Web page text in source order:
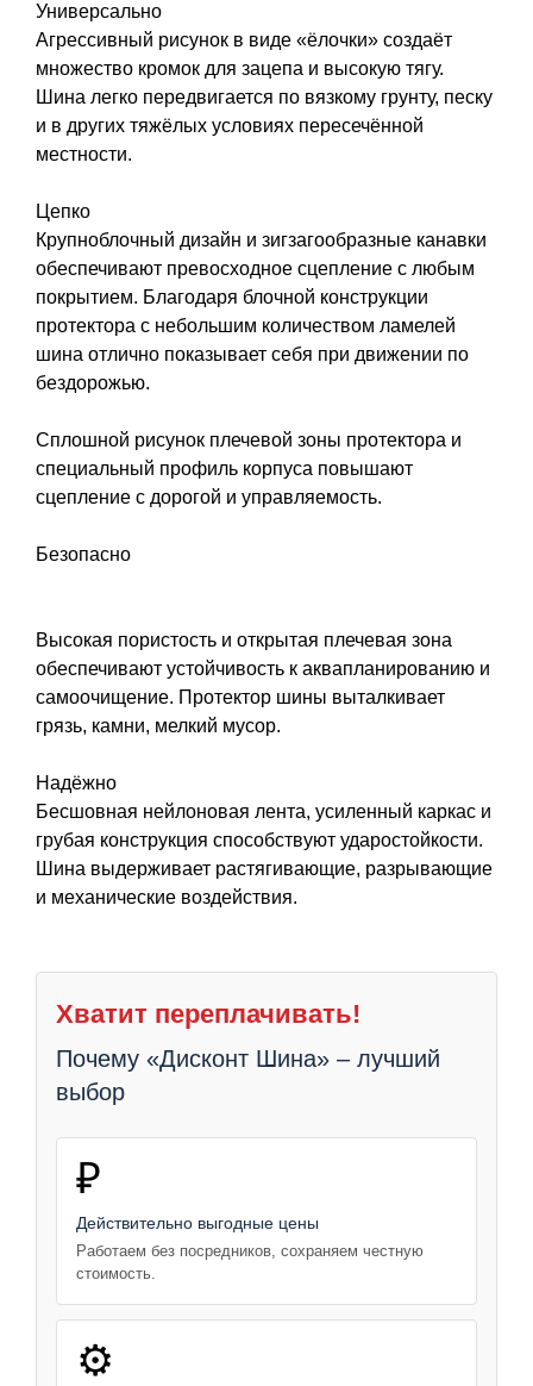
Универсально
Агрессивный рисунок в виде «ёлочки» создаёт
множество кромок для зацепа и высокую тягу.
Шина легко передвигается по вязкому грунту, песку
и в других тяжёлых условиях пересечённой
местности.
Цепко
Крупноблочный дизайн и зигзагообразные канавки
обеспечивают превосходное сцепление с любым
покрытием. Благодаря блочной конструкции
протектора с небольшим количеством ламелей
шина отлично показывает себя при движении по
бездорожью.
Сплошной рисунок плечевой зоны протектора и
специальный профиль корпуса повышают
сцепление с дорогой и управляемость.
Безопасно
Высокая пористость и открытая плечевая зона
обеспечивают устойчивость к аквапланированию и
самоочищение. Протектор шины выталкивает
грязь, камни, мелкий мусор.
Надёжно
Бесшовная нейлоновая лента, усиленный каркас и
грубая конструкция способствуют ударостойкости.
Шина выдерживает растягивающие, разрывающие
и механические воздействия.
Хватит переплачивать!
Почему «Дисконт Шина» – лучший
выбор
₽
Действительно выгодные цены
Работаем без посредников, сохраняем честную
стоимость.
⚙️